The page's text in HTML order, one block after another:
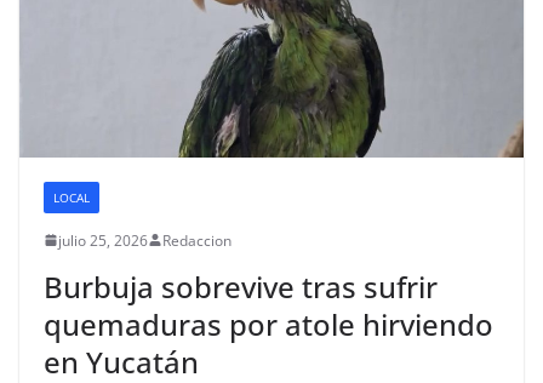
LOCAL
julio 25, 2026 Redaccion
Burbuja sobrevive tras sufrir
quemaduras por atole hirviendo
en Yucatán